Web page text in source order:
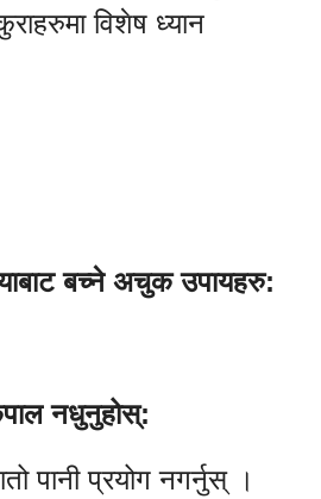
विशेष ध्यान
बच्ने अचुक उपायहरु:
नधुनुहोस्:
पानी प्रयोग नगर्नुस् ।